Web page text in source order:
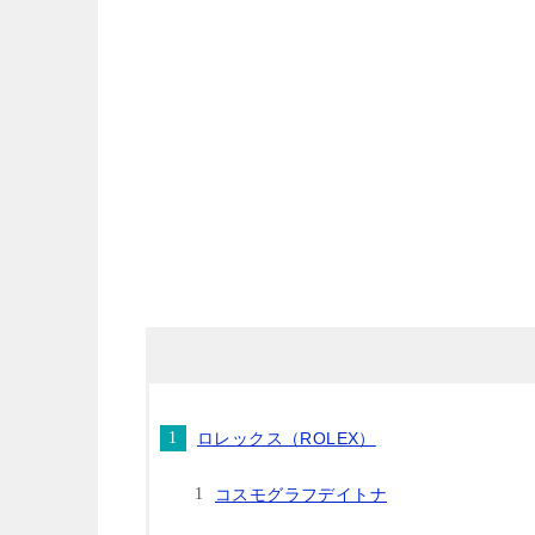
ロレックス（ROLEX）
コスモグラフデイトナ